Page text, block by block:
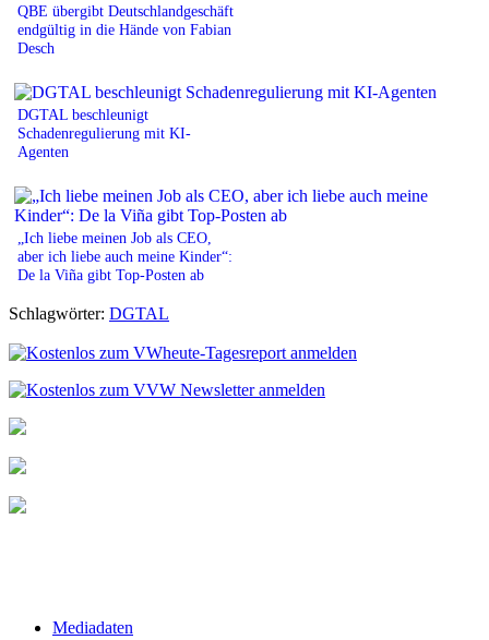
QBE übergibt Deutschlandgeschäft
endgültig in die Hände von Fabian
Desch
DGTAL beschleunigt
Schadenregulierung mit KI-
Agenten
„Ich liebe meinen Job als CEO,
aber ich liebe auch meine Kinder“:
De la Viña gibt Top-Posten ab
Schlagwörter: DGTAL
Mediadaten